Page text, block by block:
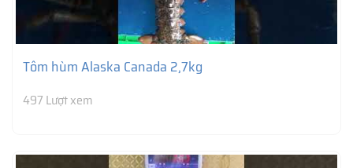
Tôm hùm Alaska Canada 2,7kg
497 Lượt xem